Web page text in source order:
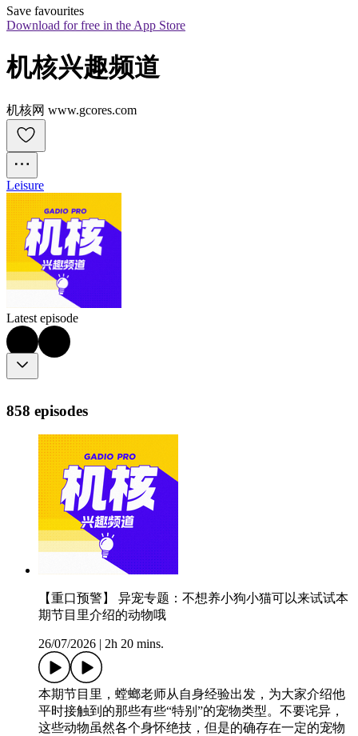
Save favourites
Download for free in the App Store
机核兴趣频道
机核网 www.gcores.com
Leisure
Latest episode
858 episodes
【重口预警】 异宠专题：不想养小狗小猫可以来试试本
期节目里介绍的动物哦
26/07/2026 2h 20 mins.
本期节目里，螳螂老师从自身经验出发，为大家介绍他
平时接触到的那些有些“特别”的宠物类型。不要诧异，
这些动物虽然各个身怀绝技，但是的确存在一定的宠物